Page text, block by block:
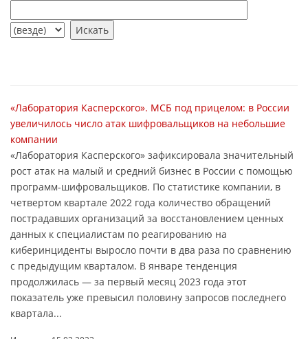
«Лаборатория Касперского». МСБ под прицелом: в России
увеличилось число атак шифровальщиков на небольшие
компании
«Лаборатория Касперского» зафиксировала значительный
рост атак на малый и средний бизнес в России с помощью
программ-шифровальщиков. По статистике компании, в
четвертом квартале 2022 года количество обращений
пострадавших организаций за восстановлением ценных
данных к специалистам по реагированию на
киберинциденты выросло почти в два раза по сравнению
с предыдущим кварталом. В январе тенденция
продолжилась ― за первый месяц 2023 года этот
показатель уже превысил половину запросов последнего
квартала...